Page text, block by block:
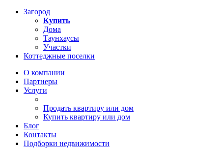
Загород
Купить
Дома
Таунхаусы
Участки
Коттеджные поселки
О компании
Партнеры
Услуги
Продать квартиру или дом
Купить квартиру или дом
Блог
Контакты
Подборки недвижимости